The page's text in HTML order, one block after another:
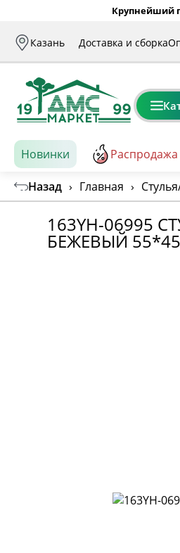
Крупнейший
Казань Доставка и сборка
Новинки Распродажа
Назад › Главная ›
163YH-06995
БЕЖЕВЫЙ